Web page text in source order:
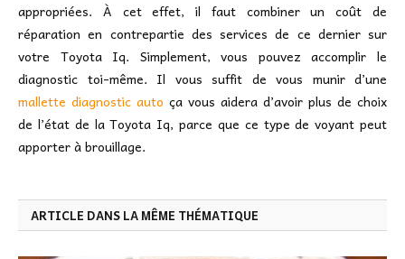
appropriées. À cet effet, il faut combiner un coût de
réparation en contrepartie des services de ce dernier sur
votre Toyota Iq. Simplement, vous pouvez accomplir le
diagnostic toi-même. Il vous suffit de vous munir d’une
mallette diagnostic auto ça vous aidera d’avoir plus de choix
de l’état de la Toyota Iq, parce que ce type de voyant peut
apporter à brouillage.
ARTICLE DANS LA MÊME THÉMATIQUE